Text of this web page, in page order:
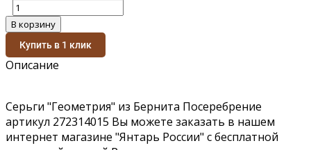
В корзину
Купить в 1 клик
Описание
Серьги "Геометрия" из Бернита Посеребрение
артикул 272314015 Вы можете заказать в нашем
интернет магазине "Янтарь России" с бесплатной